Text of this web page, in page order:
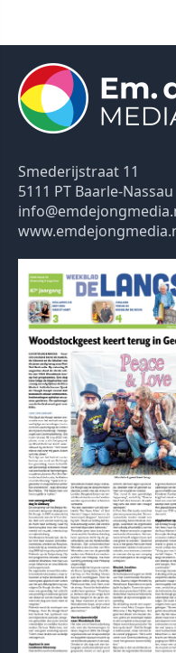
Smederijstraat 11
5111 PT Baarle-Nassau